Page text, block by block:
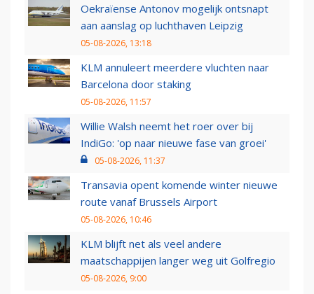
Oekraïense Antonov mogelijk ontsnapt
aan aanslag op luchthaven Leipzig
05-08-2026, 13:18
KLM annuleert meerdere vluchten naar
Barcelona door staking
05-08-2026, 11:57
Willie Walsh neemt het roer over bij
IndiGo: 'op naar nieuwe fase van groei'
05-08-2026, 11:37
Transavia opent komende winter nieuwe
route vanaf Brussels Airport
05-08-2026, 10:46
KLM blijft net als veel andere
maatschappijen langer weg uit Golfregio
05-08-2026, 9:00